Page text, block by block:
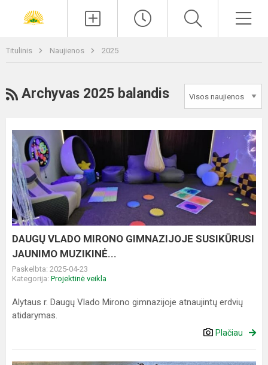
Titulinis Naujienos 2025
RSS
Archyvas 2025 balandis
DAUGŲ
VLADO
MIRONO
GIMNAZIJOJE
SUSIKŪRUSI
JAUNIMO
MUZIKINĖ...
DAUGŲ VLADO MIRONO GIMNAZIJOJE SUSIKŪRUSI
JAUNIMO MUZIKINĖ...
Paskelbta: 2025-04-23
Kategorija: Projektinė veikla
Alytaus r. Daugų Vlado Mirono gimnazijoje atnaujintų erdvių
atidarymas.
Plačiau